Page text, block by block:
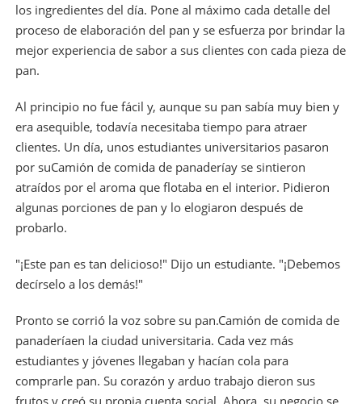
los ingredientes del día. Pone al máximo cada detalle del
proceso de elaboración del pan y se esfuerza por brindar la
mejor experiencia de sabor a sus clientes con cada pieza de
pan.
Al principio no fue fácil y, aunque su pan sabía muy bien y
era asequible, todavía necesitaba tiempo para atraer
clientes. Un día, unos estudiantes universitarios pasaron
por suCamión de comida de panaderíay se sintieron
atraídos por el aroma que flotaba en el interior. Pidieron
algunas porciones de pan y lo elogiaron después de
probarlo.
"¡Este pan es tan delicioso!" Dijo un estudiante. "¡Debemos
decírselo a los demás!"
Pronto se corrió la voz sobre su pan.Camión de comida de
panaderíaen la ciudad universitaria. Cada vez más
estudiantes y jóvenes llegaban y hacían cola para
comprarle pan. Su corazón y arduo trabajo dieron sus
frutos y creó su propia cuenta social. Ahora, su negocio se